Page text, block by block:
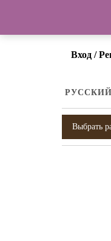
Вход /
РУССКИЙ
Выбрать